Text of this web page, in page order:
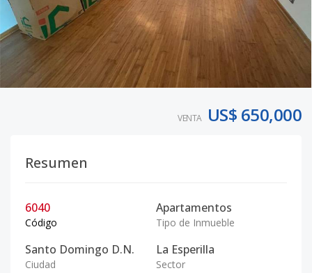
VENTA US$ 650,000
Resumen
6040
Código
Apartamentos
Tipo de Inmueble
Santo Domingo D.N.
Ciudad
La Esperilla
Sector